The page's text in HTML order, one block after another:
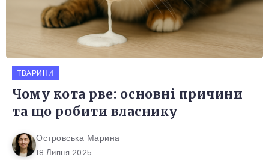
ТВАРИНИ
Чому кота рве: основні причини
та що робити власнику
Островська Марина
18 Липня 2025